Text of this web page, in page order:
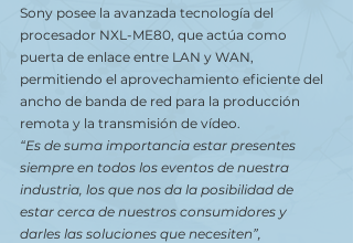
Sony posee la avanzada tecnología del
procesador NXL-ME80, que actúa como
puerta de enlace entre LAN y WAN,
permitiendo el aprovechamiento eficiente del
ancho de banda de red para la producción
remota y la transmisión de vídeo.
“Es de suma importancia estar presentes
siempre en todos los eventos de nuestra
industria, los que nos da la posibilidad de
estar cerca de nuestros consumidores y
darles las soluciones que necesiten”,